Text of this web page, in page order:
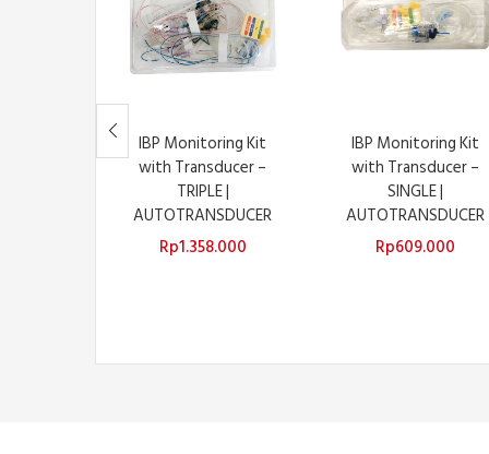
IBP Monitoring Kit
with Transducer –
TRIPLE |
AUTOTRANSDUCER
Rp1.358.000
IBP Monitoring Kit
with Transducer –
SINGLE |
AUTOTRANSDUCER
Rp609.000